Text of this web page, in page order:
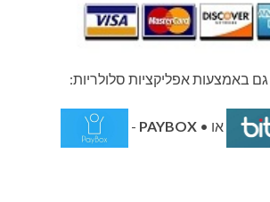
באמצעות אפליקציות סלולריות:
או •PAYBOX
-